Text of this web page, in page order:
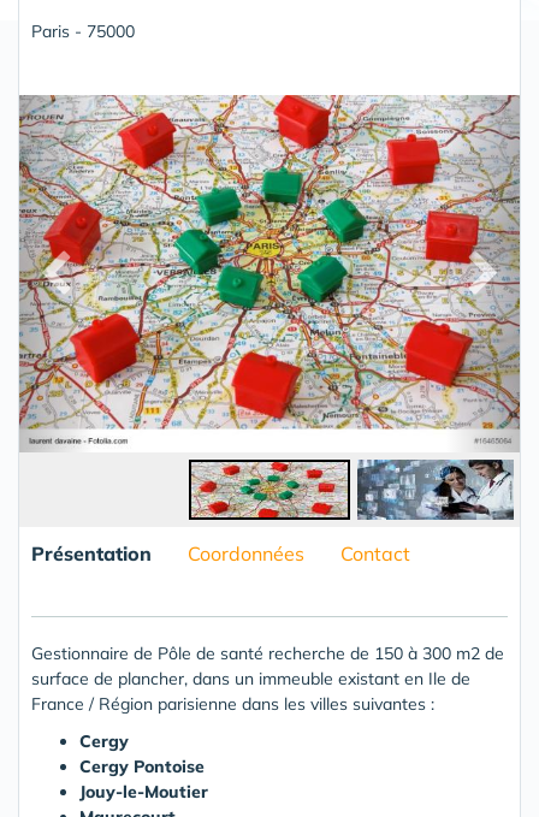
Paris - 75000
Présentation Coordonnées Contact
Gestionnaire de Pôle de santé recherche de 150 à 300 m2 de
surface de plancher, dans un immeuble existant en Ile de
France / Région parisienne dans les villes suivantes :
Cergy
Cergy Pontoise
Jouy-le-Moutier